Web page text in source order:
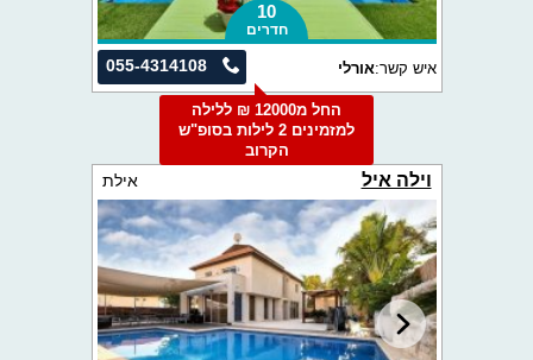
10
חדרים
055-4314108 איש קשר:אורלי
החל מ12000 ₪ ללילה
למזמינים 2 לילות בסופ"ש
הקרוב
וילה איל אילת